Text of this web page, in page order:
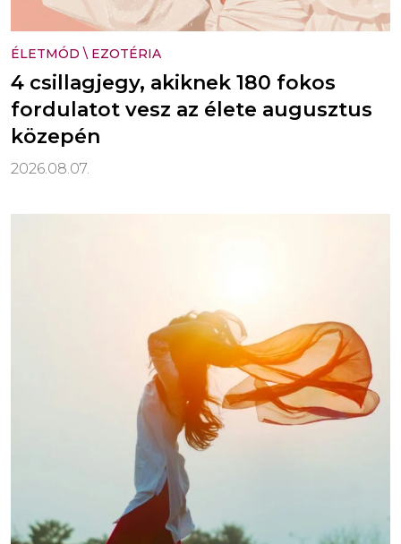
ÉLETMÓD \ EZOTÉRIA
4 csillagjegy, akiknek 180 fokos
fordulatot vesz az élete augusztus
közepén
2026.08.07.